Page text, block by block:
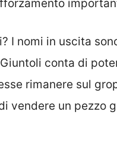
I nomi in uscita
conta di
rimanere sul
vendere un pezzo